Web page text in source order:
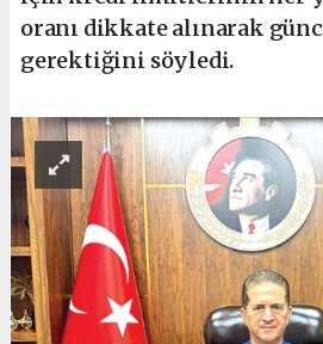
oranı dikkate alınarak
gerektiğini söyledi.